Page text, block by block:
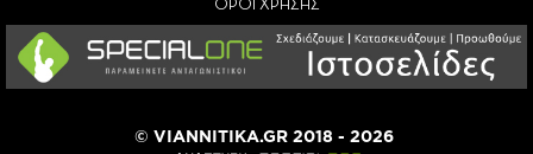
ΟΡΟΙ ΧΡΗΣΗΣ
© VIANNITIKA.GR 2018 - 2026